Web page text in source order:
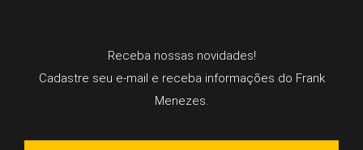
Receba nossas novidades!
Cadastre seu e-mail e receba informações do Frank
Menezes.